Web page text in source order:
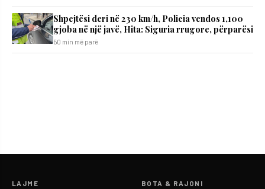
Shpejtësi deri në 230 km/h, Policia vendos 1,100
gjoba në një javë, Hita: Siguria rrugore, përparësi
50 min më parë
LAJME BOTA & RAJONI